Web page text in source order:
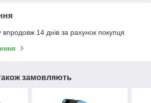
14 днів за рахунок покупця
замовляють